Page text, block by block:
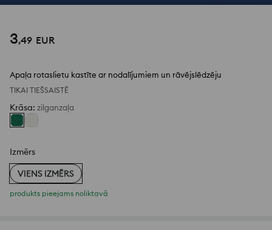
3,49 EUR
Apaļa rotaslietu kastīte ar nodalījumiem un rāvējslēdzēju
TIKAI TIEŠSAISTĒ
Krāsa: zilganzaļa
Izmērs
VIENS IZMĒRS
produkts pieejams noliktavā